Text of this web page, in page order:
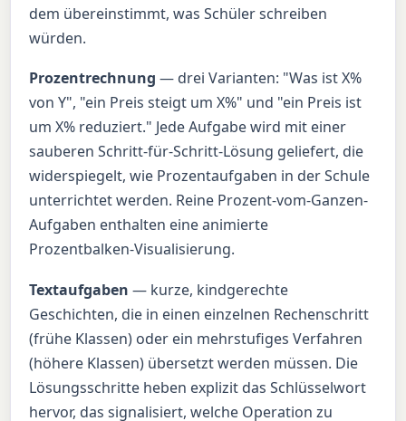
dem übereinstimmt, was Schüler schreiben
würden.
Prozentrechnung — drei Varianten: "Was ist X%
von Y", "ein Preis steigt um X%" und "ein Preis ist
um X% reduziert." Jede Aufgabe wird mit einer
sauberen Schritt-für-Schritt-Lösung geliefert, die
widerspiegelt, wie Prozentaufgaben in der Schule
unterrichtet werden. Reine Prozent-vom-Ganzen-
Aufgaben enthalten eine animierte
Prozentbalken-Visualisierung.
Textaufgaben — kurze, kindgerechte
Geschichten, die in einen einzelnen Rechenschritt
(frühe Klassen) oder ein mehrstufiges Verfahren
(höhere Klassen) übersetzt werden müssen. Die
Lösungsschritte heben explizit das Schlüsselwort
hervor, das signalisiert, welche Operation zu